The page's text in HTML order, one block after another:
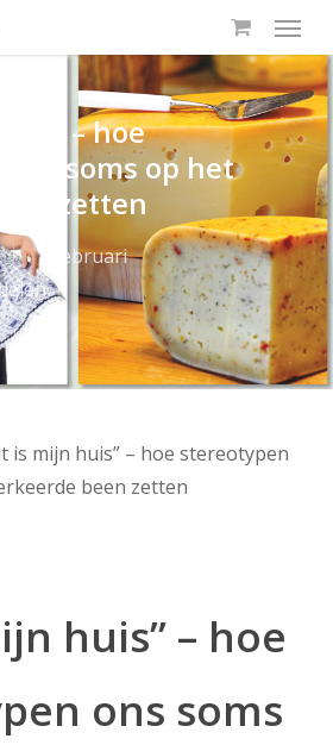
Menu
– hoe
ons soms op het
zetten
4 februari
is mijn huis” – hoe stereotypen
been zetten
huis” – hoe
ons soms